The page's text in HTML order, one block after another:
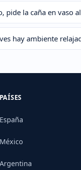
pide la caña en vaso
hay ambiente
PAÍSES
España
México
Argentina